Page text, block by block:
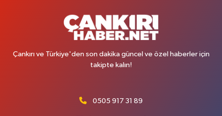
Çankırı ve Türkiye'den son dakika güncel ve özel haberler için
takipte kalın!
0505 917 31 89